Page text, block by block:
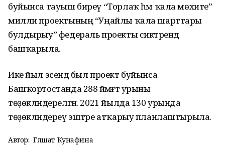
буйынса тауыш биреү “Торлаҡ һәм ҡала мөхите”
милли проектының “Уңайлы ҡала шарттары
булдырыу” федераль проекты сиктәрендә
башҡарыла.
Ике йыл эсендә был проект буйынса
Башҡортостанда 288 йәмәғәт урыны
төҙөкләндерелгән. 2021 йылда 130 урында
төҙөкләндереү эштәре атҡарыу планлаштырыла.
Автор: Гөлшат Ҡунафина